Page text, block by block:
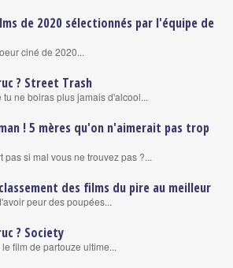
de 2020 sélectionnés par l'équipe de
ciné de 2020...
? Street Trash
ne boiras plus jamais d'alcool...
! 5 mères qu'on n'aimerait pas trop
pas si mal vous ne trouvez pas ?...
des films du pire au meilleur
peur des poupées...
? Society
film de partouze ultime...